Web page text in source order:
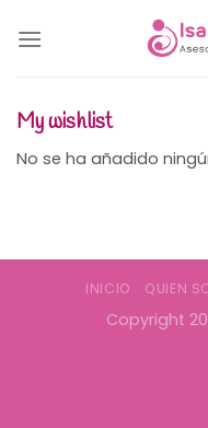
My wishlist
No se ha añadido
INICIO QUIEN
Copyright